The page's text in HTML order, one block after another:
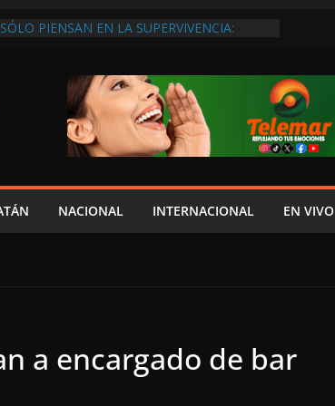
PIENSAN EN LA SUPERVIVENCIA:
REHABILITAR EL CAMINO #LA
DEL NORTE
A CAMPAMENTOS TORTUGUEROS,
LAYDA SE “LEVANTA LA CORBATA” PARA
APOYA A LA ECOLOGÍA: COSGAYA
VERGÜENZA!
EN CAMPECHE Y NADIE
NACIONAL INTERNACIONAL EN VIVO
a encargado de bar